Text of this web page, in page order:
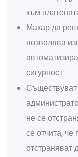
към
Макар да
позволява
сигурност
не се
се отчита,
отстраняват